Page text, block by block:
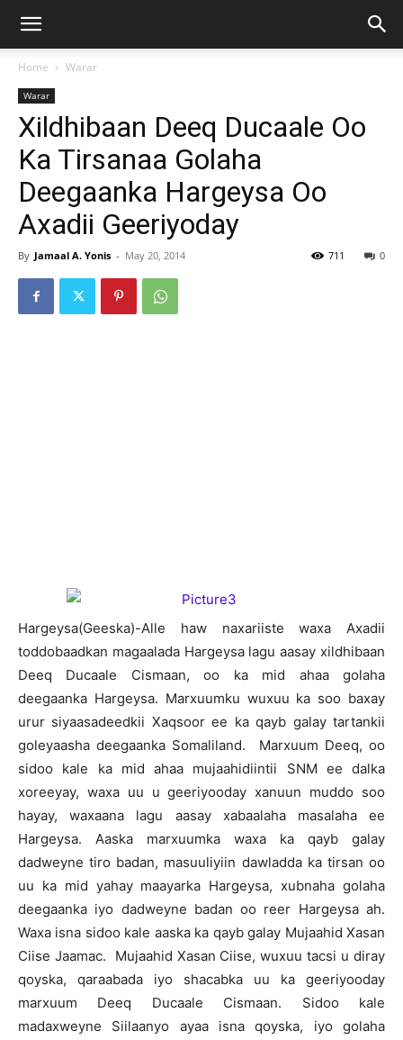
Home Warar
Warar
Xildhibaan Deeq Ducaale Oo
Ka Tirsanaa Golaha
Deegaanka Hargeysa Oo
Axadii Geeriyoday
By Jamaal A. Yonis - May 20, 2014 0
711
Hargeysa(Geeska)-Alle haw naxariiste waxa Axadii
toddobaadkan magaalada Hargeysa lagu aasay xildhibaan
Deeq Ducaale Cismaan, oo ka mid ahaa golaha
deegaanka Hargeysa. Marxuumku wuxuu ka soo baxay
urur siyaasadeedkii Xaqsoor ee ka qayb galay tartankii
goleyaasha deegaanka Somaliland. Marxuum Deeq, oo
sidoo kale ka mid ahaa mujaahidiintii SNM ee dalka
xoreeyay, waxa uu u geeriyooday xanuun muddo soo
hayay, waxaana lagu aasay xabaalaha masalaha ee
Hargeysa. Aaska marxuumka waxa ka qayb galay
dadweyne tiro badan, masuuliyiin dawladda ka tirsan oo
uu ka mid yahay maayarka Hargeysa, xubnaha golaha
deegaanka iyo dadweyne badan oo reer Hargeysa ah.
Waxa isna sidoo kale aaska ka qayb galay Mujaahid Xasan
Ciise Jaamac. Mujaahid Xasan Ciise, wuxuu tacsi u diray
qoyska, qaraabada iyo shacabka uu ka geeriyooday
marxuum Deeq Ducaale Cismaan. Sidoo kale
madaxweyne Siilaanyo ayaa isna qoyska, iyo golaha